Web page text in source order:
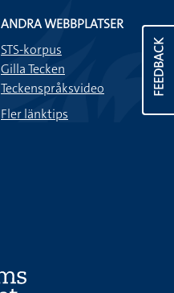
FEEDBACK
ANDRA WEBBPLATSER
STS-korpus
Gilla Tecken
Teckenspråksvideo
Fler länktips